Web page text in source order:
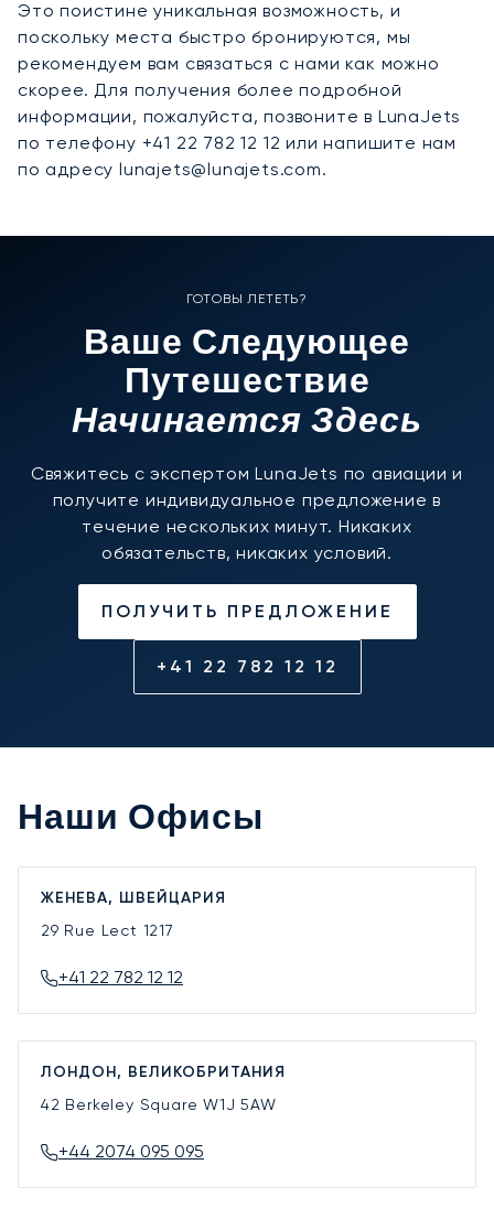
Это поистине уникальная возможность, и
поскольку места быстро бронируются, мы
рекомендуем вам связаться с нами как можно
скорее. Для получения более подробной
информации, пожалуйста, позвоните в LunaJets
по телефону +41 22 782 12 12 или напишите нам
по адресу lunajets@lunajets.com.
ГОТОВЫ ЛЕТЕТЬ?
Ваше Следующее
Путешествие
Начинается Здесь
Свяжитесь с экспертом LunaJets по авиации и
получите индивидуальное предложение в
течение нескольких минут. Никаких
обязательств, никаких условий.
ПОЛУЧИТЬ ПРЕДЛОЖЕНИЕ
+41 22 782 12 12
Наши Офисы
ЖЕНЕВА, ШВЕЙЦАРИЯ
29 Rue Lect 1217
+41 22 782 12 12
ЛОНДОН, ВЕЛИКОБРИТАНИЯ
42 Berkeley SquareW1J 5AW
+44 2074 095 095